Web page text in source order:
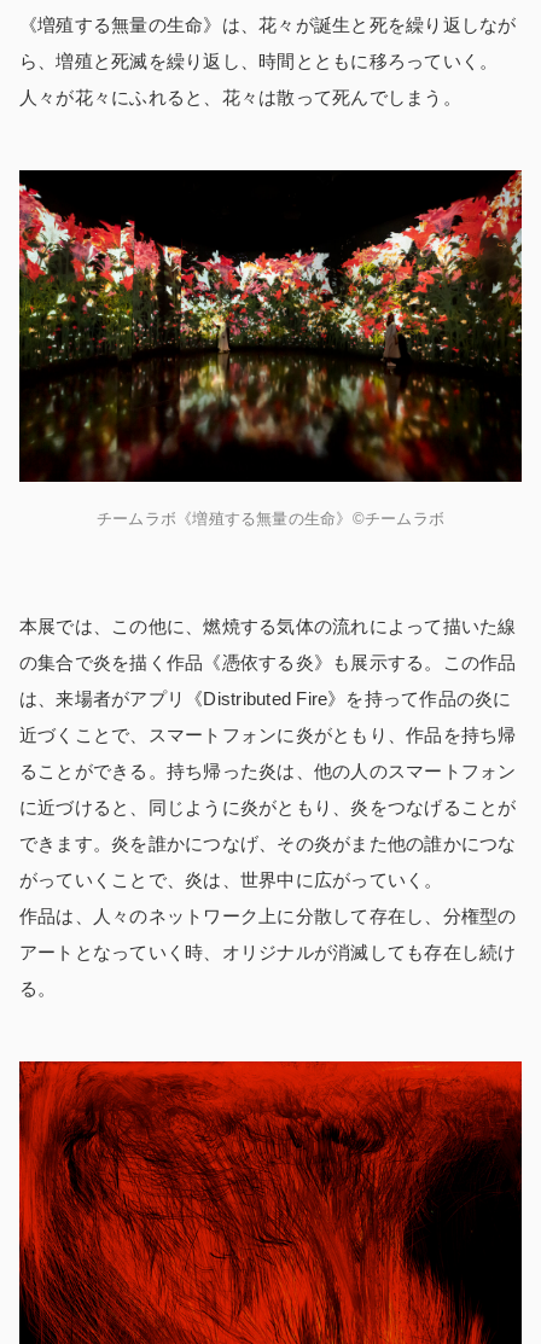
《増殖する無量の生命》は、花々が誕生と死を繰り返しなが
ら、増殖と死滅を繰り返し、時間とともに移ろっていく。
人々が花々にふれると、花々は散って死んでしまう。
チームラボ《増殖する無量の生命》©チームラボ
本展では、この他に、燃焼する気体の流れによって描いた線
の集合で炎を描く作品《憑依する炎》も展示する。この作品
は、来場者がアプリ《Distributed Fire》を持って作品の炎に
近づくことで、スマートフォンに炎がともり、作品を持ち帰
ることができる。持ち帰った炎は、他の人のスマートフォン
に近づけると、同じように炎がともり、炎をつなげることが
できます。炎を誰かにつなげ、その炎がまた他の誰かにつな
がっていくことで、炎は、世界中に広がっていく。
作品は、人々のネットワーク上に分散して存在し、分権型の
アートとなっていく時、オリジナルが消滅しても存在し続け
る。